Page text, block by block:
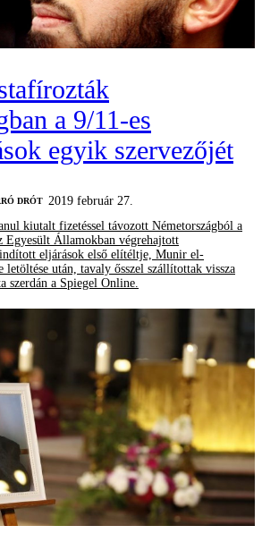
a 9/11-es
egyik szervezőjét
DRÓT
2019 február 27.
kiutalt fizetéssel távozott Németországból a
Egyesült Államokban végrehajtott
eljárások első elítéltje, Munir el-
letöltése után, tavaly ősszel szállítottak vissza
szerdán a Spiegel Online.